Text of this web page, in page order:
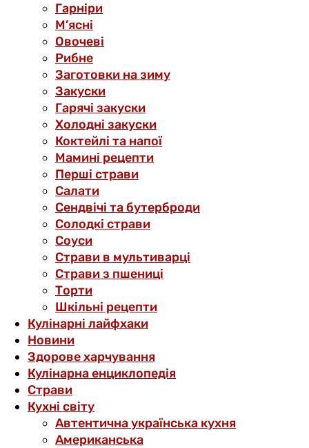
Гарніри
М’ясні
Овочеві
Рибне
Заготовки на зиму
Закуски
Гарячі закуски
Холодні закуски
Коктейлі та напої
Мамині рецепти
Перші страви
Салати
Сендвічі та бутерброди
Солодкі страви
Соуси
Страви в мультиварці
Страви з пшениці
Торти
Шкільні рецепти
Кулінарні лайфхаки
Новини
Здорове харчування
Кулінарна енциклопедія
Страви
Кухні світу
Автентична українська кухня
Американська